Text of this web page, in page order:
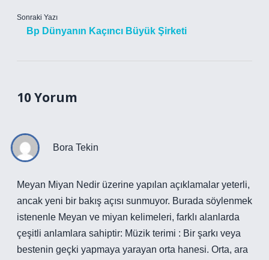
Sonraki Yazı
Bp Dünyanın Kaçıncı Büyük Şirketi
10 Yorum
Bora Tekin
Meyan Miyan Nedir üzerine yapılan açıklamalar yeterli,
ancak yeni bir bakış açısı sunmuyor. Burada söylenmek
istenenle Meyan ve miyan kelimeleri, farklı alanlarda
çeşitli anlamlara sahiptir: Müzik terimi : Bir şarkı veya
bestenin geçki yapmaya yarayan orta hanesi. Orta, ara